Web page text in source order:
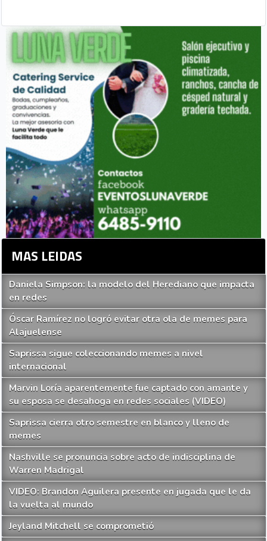
MAS LEIDAS
Daniela Simpson: la modelo del Herediano que impacta
en redes
Óscar Ramírez no logró evitar otra ola de memes para
Alajuelense
Saprissa sigue coleccionando memes a nivel
internacional
Marvin Loría aparentemente fue captado con amante y
su esposa se desahoga en redes sociales (VIDEO)
Saprissa cierra otro semestre en blanco y lleno de
memes
Nashville se pronuncia sobre acto de indisciplina de
Warren Madrigal
VIDEO: Brandon Aguilera presente en jugada que le da
la vuelta al mundo
Jeyland Mitchell se comprometió